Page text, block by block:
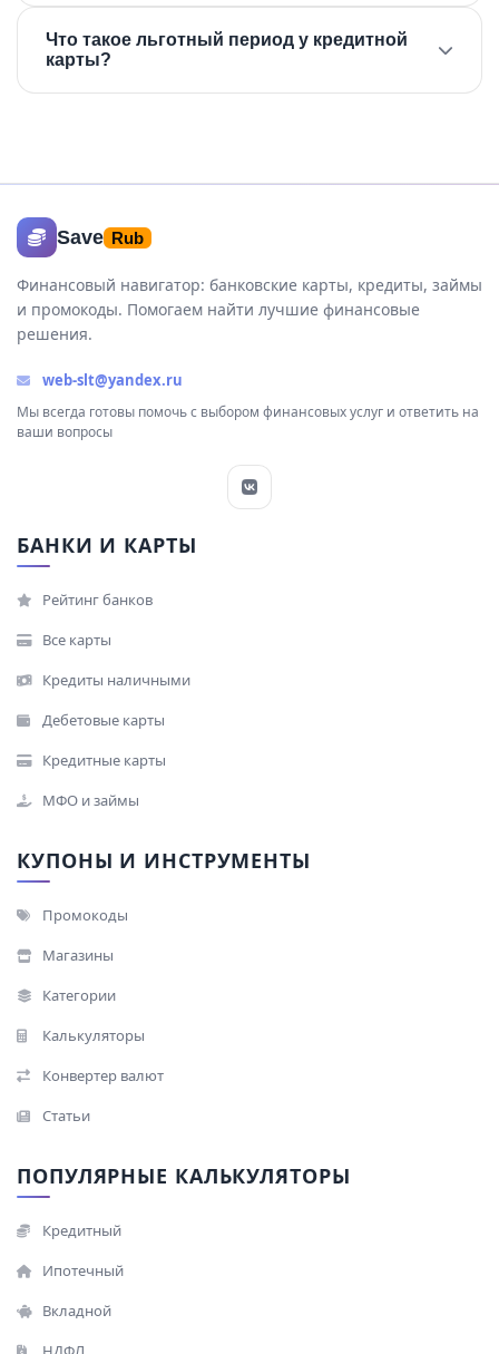
своевременном возврате проценты не
начисляются.
Что такое льготный период у кредитной
карты?
Save Rub
Финансовый навигатор: банковские карты, кредиты, займы
и промокоды. Помогаем найти лучшие финансовые
решения.
web-slt@yandex.ru
Мы всегда готовы помочь с выбором финансовых услуг и ответить на
ваши вопросы
БАНКИ И КАРТЫ
Рейтинг банков
Все карты
Кредиты наличными
Дебетовые карты
Кредитные карты
МФО и займы
КУПОНЫ И ИНСТРУМЕНТЫ
Промокоды
Магазины
Категории
Калькуляторы
Конвертер валют
Статьи
ПОПУЛЯРНЫЕ КАЛЬКУЛЯТОРЫ
Кредитный
Ипотечный
Вкладной